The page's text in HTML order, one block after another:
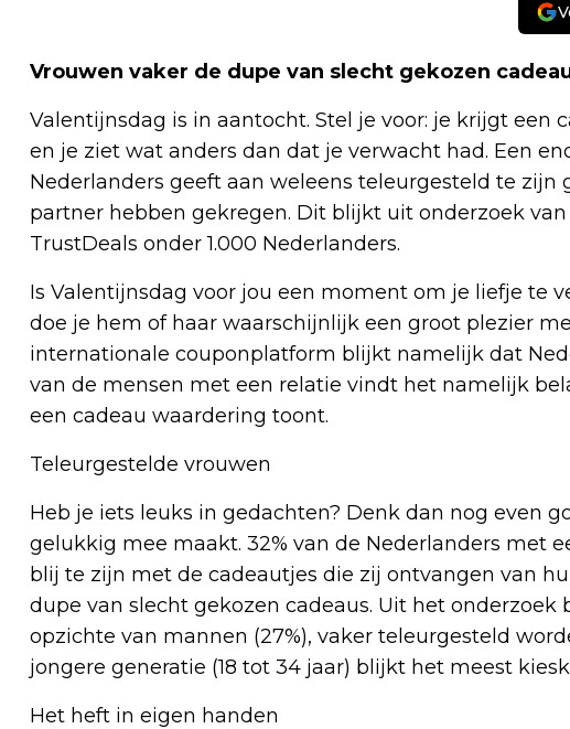
Vrouwen vaker de dupe van slecht gekozen
Valentijnsdag is in aantocht. Stel je voor: je krijgt een
en je ziet wat anders dan dat je verwacht had. Een
Nederlanders geeft aan weleens teleurgesteld te zijn
partner hebben gekregen. Dit blijkt uit onderzoek
TrustDeals onder 1.000 Nederlanders.
Is Valentijnsdag voor jou een moment om je liefje te
doe je hem of haar waarschijnlijk een groot plezier
internationale couponplatform blijkt namelijk dat
van de mensen met een relatie vindt het namelijk
een cadeau waardering toont.
Teleurgestelde vrouwen
Heb je iets leuks in gedachten? Denk dan nog even
gelukkig mee maakt. 32% van de Nederlanders met
blij te zijn met de cadeautjes die zij ontvangen van
dupe van slecht gekozen cadeaus. Uit het onderzoek
opzichte van mannen (27%), vaker teleurgesteld
jongere generatie (18 tot 34 jaar) blijkt het meest
Het heft in eigen handen